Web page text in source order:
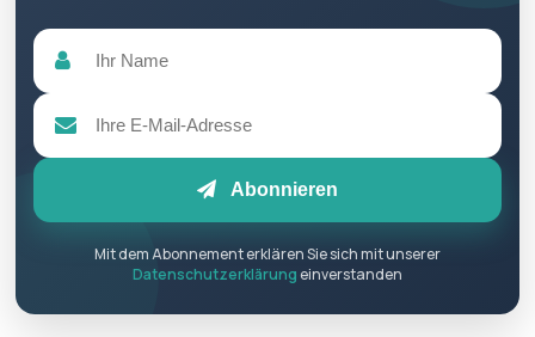
Abonnieren
Mit dem Abonnement erklären Sie sich mit unserer
Datenschutzerklärung einverstanden